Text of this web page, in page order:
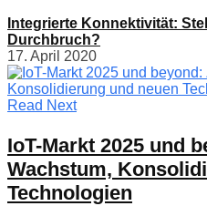
Integrierte Konnektivität:
Durchbruch?
17. April 2020
Read Next
IoT-Markt 2025 und
Wachstum,
Technologien